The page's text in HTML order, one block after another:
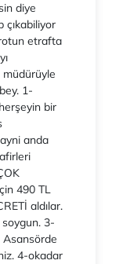
diye
çıkabiliyor
etrafta
1-
bir
anda
490 TL
aldılar.
3-
4-okadar